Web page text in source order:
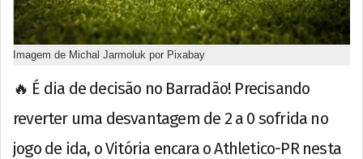
Imagem de Michal Jarmoluk por Pixabay
🔥 É dia de decisão no Barradão! Precisando
reverter uma desvantagem de 2 a 0 sofrida no
jogo de ida, o Vitória encara o Athletico-PR nesta